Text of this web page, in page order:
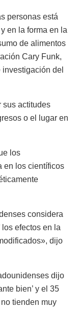
personas está
en la forma en la
de alimentos
Cary Funk,
del
sus actitudes
o el lugar en
los
en los científicos
considera
los efectos en la
dijo
dijo
bien’ y el 35
tienden muy